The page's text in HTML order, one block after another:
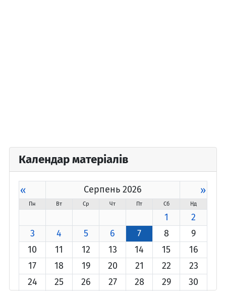
Календар матеріалів
« Серпень 2026 »
Пн Вт Ср Чт Пт Сб Нд
1
2
3
4 5 6 7 8
9
10
11 12 13 14 15
16
17
18 19 20 21 22
23
24
25 26 27 28 29
30